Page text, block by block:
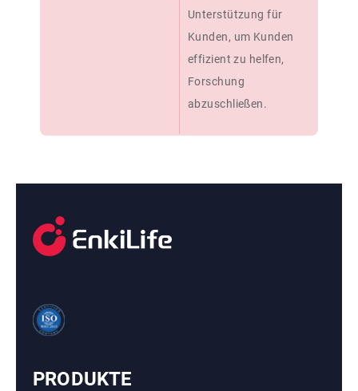
Unterstützung für
Kunden, um Kunden
effizient zu helfen,
Forschung
abzuschließen.
PRODUKTE